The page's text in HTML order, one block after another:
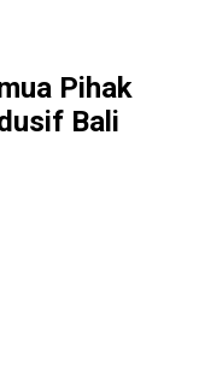
Pihak
Bali